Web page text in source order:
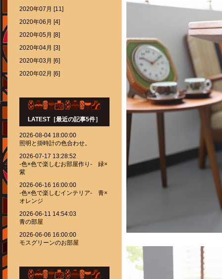
2020年07月 [11]
2020年06月 [4]
2020年05月 [8]
2020年04月 [3]
2020年03月 [6]
2020年02月 [6]
LATEST［最近の記事5件］
2026-08-04 18:00:00
照明と掛時計の色合わせ。
2026-07-17 13:28:52
-色×色で楽しむお部屋作り- 緑×
紫
2026-06-16 16:00:00
-色×色で楽しむインテリア- 青×
オレンジ
2026-06-11 14:54:03
青の部屋
2026-06-06 16:00:00
モスグリーンのお部屋